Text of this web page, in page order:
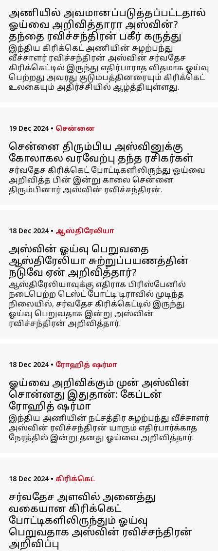
அணியில் அவமானப்படுத்தப்பட்டதால்
ஓய்வை அறிவித்தாரா அஸ்வின்?
தந்தை ரவிச்சந்திரன் பகீர் கருத்து
இந்திய கிரிக்கெட் அணியின் சுழற்பந்து
வீச்சாளர் ரவிச்சந்திரன் அஸ்வின் சர்வதேச
கிரிக்கெட்டில் இருந்து எதிர்பாராத விதமாக ஓய்வு
பெற்றது அவரது குடும்பத்தினரையும் கிரிக்கெட்
உலகையும் அதிர்ச்சியில் ஆழ்த்தியுள்ளது.
19 Dec 2024 • சென்னை
சென்னை திரும்பிய அஸ்வினுக்கு
கோலாகல வரவேற்பு தந்த ரசிகர்கள்
சர்வதேச கிரிக்கெட் போட்டிகளிலிருந்து ஓய்வை
அறிவித்த பின் இன்று காலை சென்னை
திரும்பினார் அஸ்வின் ரவிச்சந்திரன்.
18 Dec 2024 • ஆஸ்திரேலியா
அஸ்வின் ஓய்வு பெறுவதை
ஆஸ்திரேலியா சுற்றுப்பயணத்தின்
நடுவே ஏன் அறிவித்தார்?
ஆஸ்திரேலியாவுக்கு எதிராக பிரிஸ்பேனில்
நடைபெற்ற டெஸ்ட் போட்டி டிராவில் முடிந்த
நிலையில், சர்வதேச கிரிக்கெட்டில் இருந்து
ஓய்வு பெறுவதாக இன்று அஸ்வின்
ரவிச்சந்திரன் அறிவித்தார்.
18 Dec 2024 • ரோஹித் ஷர்மா
ஓய்வை அறிவிக்கும் முன் அஸ்வின்
சொன்னது இதுதான்: கேப்டன்
ரோஹித் ஷர்மா
இந்திய அணியின் நட்சத்திர சுழற்பந்து வீச்சாளர்
அஸ்வின் ரவிச்சந்திரன் யாரும் எதிர்பார்க்காத
நேரத்தில் இன்று தனது ஓய்வை அறிவித்தார்.
18 Dec 2024 • கிரிக்கெட்
சர்வதேச அளவில் அனைத்து
வகையான கிரிக்கெட்
போட்டிகளிலிருந்தும் ஓய்வு
பெறுவதாக அஸ்வின் ரவிச்சந்திரன்
அறிவிப்பு